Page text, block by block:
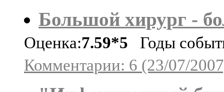
Большой хирург -
Оценка:7.59*5 Годы
Комментарии: 6 (23/07/